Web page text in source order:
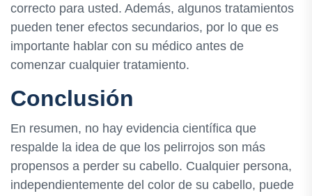
correcto para usted. Además, algunos tratamientos
pueden tener efectos secundarios, por lo que es
importante hablar con su médico antes de
comenzar cualquier tratamiento.
Conclusión
En resumen, no hay evidencia científica que
respalde la idea de que los pelirrojos son más
propensos a perder su cabello. Cualquier persona,
independientemente del color de su cabello, puede